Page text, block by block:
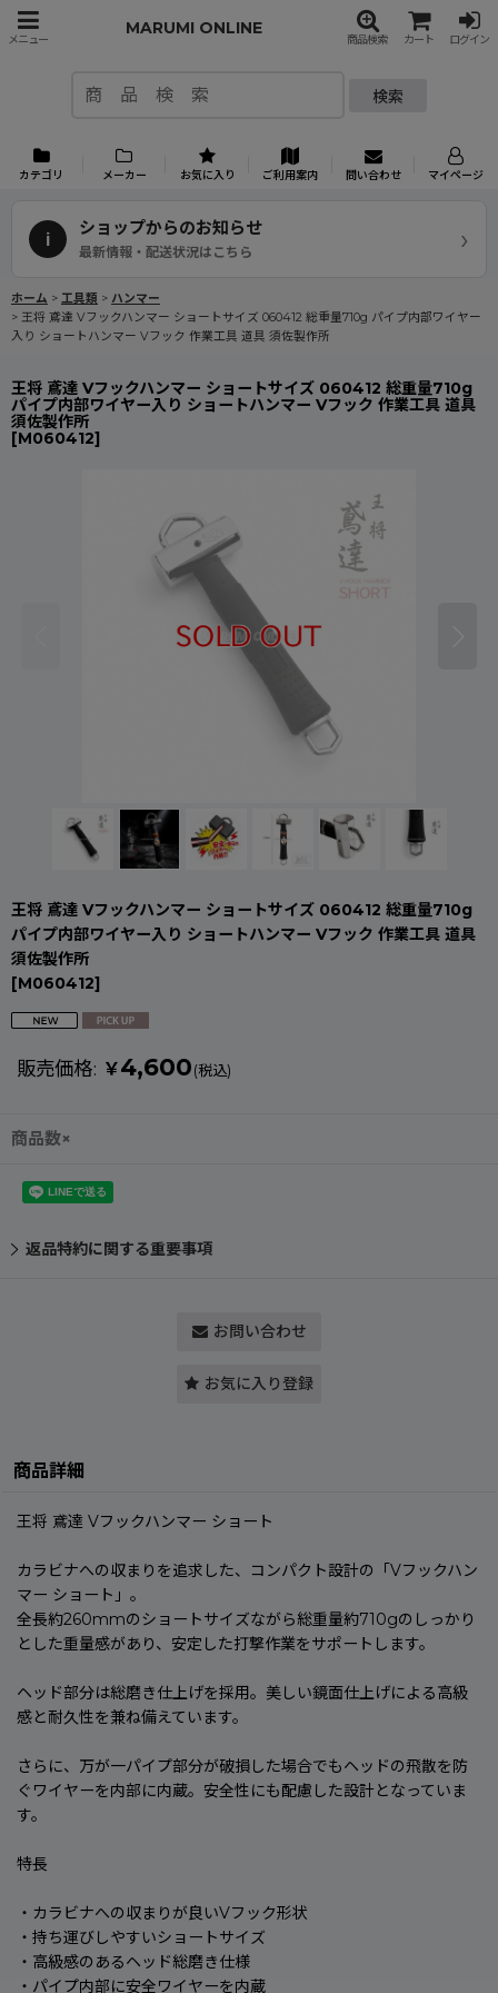
メニュー
MARUMI ONLINE
商品検索 カート ログイン
検索
カテゴリ メーカー お気に入り ご利用案内 問い合わせ マイページ
i
ショップからのお知らせ
最新情報・配送状況はこちら ›
ホーム > 工具類 > ハンマー
> 王将 鳶達 Vフックハンマー ショートサイズ 060412 総重量710g パイプ内部ワイヤー
入り ショートハンマー Vフック 作業工具 道具 須佐製作所
王将 鳶達 Vフックハンマー ショートサイズ 060412 総重量710g
パイプ内部ワイヤー入り ショートハンマー Vフック 作業工具 道具
須佐製作所
[M060412]
王将 鳶達 Vフックハンマー ショートサイズ 060412 総重量710g
パイプ内部ワイヤー入り ショートハンマー Vフック 作業工具 道具
須佐製作所
[M060412]
販売価格: ￥4,600(税込)
商品数×
返品特約に関する重要事項
お問い合わせ
お気に入り登録
商品詳細
王将 鳶達 Vフックハンマー ショート
カラビナへの収まりを追求した、コンパクト設計の「Vフックハン
マー ショート」。
全長約260mmのショートサイズながら総重量約710gのしっかり
とした重量感があり、安定した打撃作業をサポートします。
ヘッド部分は総磨き仕上げを採用。美しい鏡面仕上げによる高級
感と耐久性を兼ね備えています。
さらに、万が一パイプ部分が破損した場合でもヘッドの飛散を防
ぐワイヤーを内部に内蔵。安全性にも配慮した設計となっていま
す。
特長
・カラビナへの収まりが良いVフック形状
・持ち運びしやすいショートサイズ
・高級感のあるヘッド総磨き仕様
・パイプ内部に安全ワイヤーを内蔵